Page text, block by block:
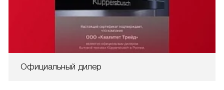
Официальный дилер